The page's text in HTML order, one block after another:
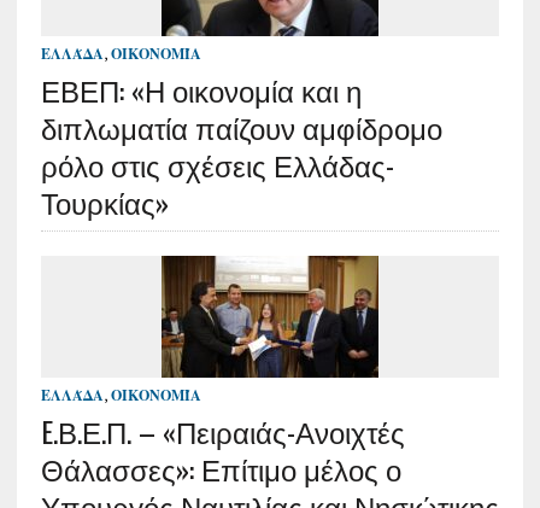
ΕΛΛΆΔΑ, ΟΙΚΟΝΟΜΊΑ
ΕΒΕΠ: «Η οικονομία και η
διπλωματία παίζουν αμφίδρομο
ρόλο στις σχέσεις Ελλάδας-
Τουρκίας»
ΕΛΛΆΔΑ, ΟΙΚΟΝΟΜΊΑ
E.Β.Ε.Π. – «Πειραιάς-Ανοιχτές
Θάλασσες»: Επίτιμο μέλος ο